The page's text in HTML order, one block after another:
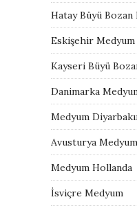
Hatay Büyü Bozan
Eskişehir Medyum
Kayseri Büyü
Danimarka
Medyum
Avusturya Medyum
Medyum Hollanda
İsviçre Medyum